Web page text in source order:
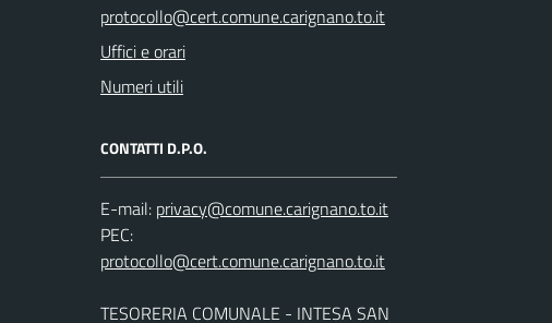
Uffici e orari
Numeri utili
CONTATTI D.P.O.
E-mail:
PEC:
TESORERIA COMUNALE - INTESA SAN